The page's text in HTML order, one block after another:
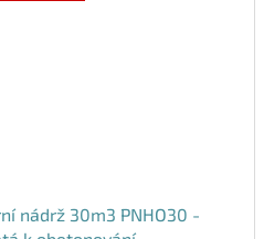
nádrž 30m3 PNHO30 -